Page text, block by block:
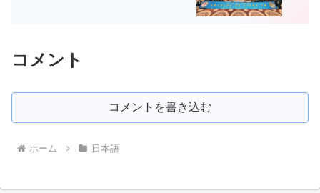
コメント
コメントを書き込む
ホーム 日本語